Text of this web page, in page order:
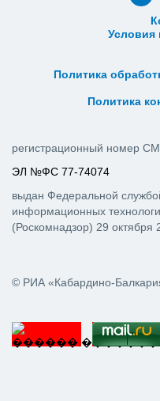
Условия
Политика
Политика
© РИА «Кабардино-
регистрационный номер
ЭЛ №ФС 77-74074
выдан Федеральной
информационных
(Роскомнадзор) 29 октября